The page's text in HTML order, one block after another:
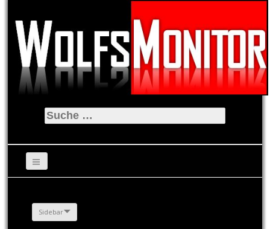
Suche
nach:
Sidebar